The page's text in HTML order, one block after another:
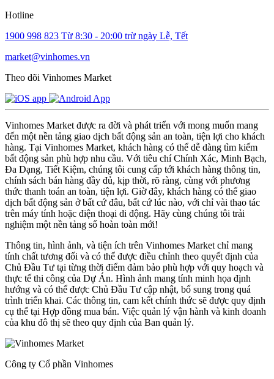
Hotline
1900 998 823 Từ 8:30 - 20:00 trừ ngày Lễ, Tết
market@vinhomes.vn
Theo dõi Vinhomes Market
Vinhomes Market được ra đời và phát triển với mong muốn mang
đến một nền tảng giao dịch bất động sản an toàn, tiện lợi cho khách
hàng. Tại Vinhomes Market, khách hàng có thể dễ dàng tìm kiếm
bất động sản phù hợp nhu cầu. Với tiêu chí Chính Xác, Minh Bạch,
Đa Dạng, Tiết Kiệm, chúng tôi cung cấp tới khách hàng thông tin,
chính sách bán hàng đầy đủ, kịp thời, rõ ràng, cùng với phương
thức thanh toán an toàn, tiện lợi. Giờ đây, khách hàng có thể giao
dịch bất động sản ở bất cứ đâu, bất cứ lúc nào, với chỉ vài thao tác
trên máy tính hoặc điện thoại di động. Hãy cùng chúng tôi trải
nghiệm một nền tảng số hoàn toàn mới!
Thông tin, hình ảnh, và tiện ích trên Vinhomes Market chỉ mang
tính chất tương đối và có thể được điều chỉnh theo quyết định của
Chủ Đầu Tư tại từng thời điểm đảm bảo phù hợp với quy hoạch và
thực tế thi công của Dự Án. Hình ảnh mang tính minh họa định
hướng và có thể được Chủ Đầu Tư cập nhật, bổ sung trong quá
trình triển khai. Các thông tin, cam kết chính thức sẽ được quy định
cụ thể tại Hợp đồng mua bán. Việc quản lý vận hành và kinh doanh
của khu đô thị sẽ theo quy định của Ban quản lý.
Công ty Cổ phần Vinhomes